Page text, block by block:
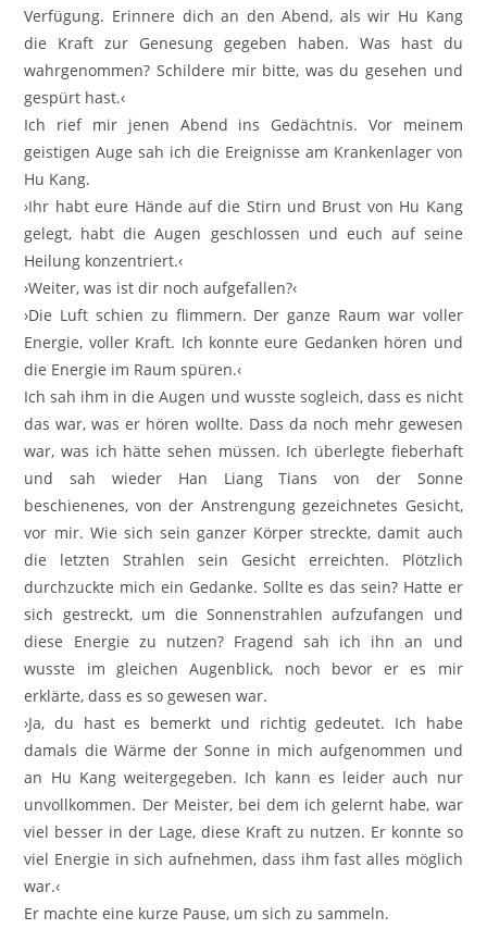
Verfügung. Erinnere dich an den Abend, als wir Hu Kang
die Kraft zur Genesung gegeben haben. Was hast du
wahrgenommen? Schildere mir bitte, was du gesehen und
gespürt hast.‹
Ich rief mir jenen Abend ins Gedächtnis. Vor meinem
geistigen Auge sah ich die Ereignisse am Krankenlager von
Hu Kang.
›Ihr habt eure Hände auf die Stirn und Brust von Hu Kang
gelegt, habt die Augen geschlossen und euch auf seine
Heilung konzentriert.‹
›Weiter, was ist dir noch aufgefallen?‹
›Die Luft schien zu flimmern. Der ganze Raum war voller
Energie, voller Kraft. Ich konnte eure Gedanken hören und
die Energie im Raum spüren.‹
Ich sah ihm in die Augen und wusste sogleich, dass es nicht
das war, was er hören wollte. Dass da noch mehr gewesen
war, was ich hätte sehen müssen. Ich überlegte fieberhaft
und sah wieder Han Liang Tians von der Sonne
beschienenes, von der Anstrengung gezeichnetes Gesicht,
vor mir. Wie sich sein ganzer Körper streckte, damit auch
die letzten Strahlen sein Gesicht erreichten. Plötzlich
durchzuckte mich ein Gedanke. Sollte es das sein? Hatte er
sich gestreckt, um die Sonnenstrahlen aufzufangen und
diese Energie zu nutzen? Fragend sah ich ihn an und
wusste im gleichen Augenblick, noch bevor er es mir
erklärte, dass es so gewesen war.
›Ja, du hast es bemerkt und richtig gedeutet. Ich habe
damals die Wärme der Sonne in mich aufgenommen und
an Hu Kang weitergegeben. Ich kann es leider auch nur
unvollkommen. Der Meister, bei dem ich gelernt habe, war
viel besser in der Lage, diese Kraft zu nutzen. Er konnte so
viel Energie in sich aufnehmen, dass ihm fast alles möglich
war.‹
Er machte eine kurze Pause, um sich zu sammeln.